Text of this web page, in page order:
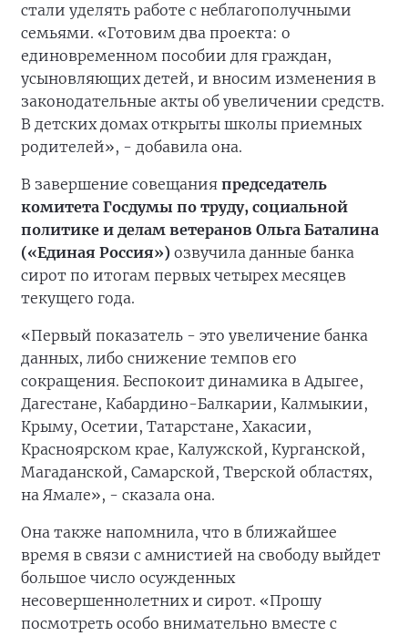
стали уделять работе с неблагополучными
семьями. «Готовим два проекта: о
единовременном пособии для граждан,
усыновляющих детей, и вносим изменения в
законодательные акты об увеличении средств.
В детских домах открыты школы приемных
родителей», - добавила она.
В завершение совещания председатель
комитета Госдумы по труду, социальной
политике и делам ветеранов Ольга Баталина
(«Единая Россия») озвучила данные банка
сирот по итогам первых четырех месяцев
текущего года.
«Первый показатель - это увеличение банка
данных, либо снижение темпов его
сокращения. Беспокоит динамика в Адыгее,
Дагестане, Кабардино-Балкарии, Калмыкии,
Крыму, Осетии, Татарстане, Хакасии,
Красноярском крае, Калужской, Курганской,
Магаданской, Самарской, Тверской областях,
на Ямале», - сказала она.
Она также напомнила, что в ближайшее
время в связи с амнистией на свободу выйдет
большое число осужденных
несовершеннолетних и сирот. «Прошу
посмотреть особо внимательно вместе с